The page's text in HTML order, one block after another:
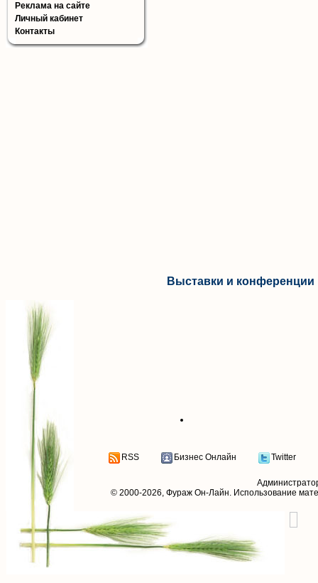
Реклама на сайте
Личный кабинет
Контакты
Выставки и конференции
RSS Бизнес Онлайн Twitter
© 2000-2026, Фураж Он-Лайн. Использование